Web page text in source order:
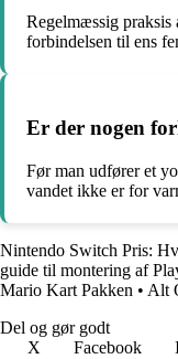
Regelmæssig praksis
forbindelsen til ens
Er der nogen
Før man udfører et
vandet ikke er for
Nintendo Switch Pris:
guide til montering af
Mario Kart Pakken • Alt
Del og gør godt
X
Facebook